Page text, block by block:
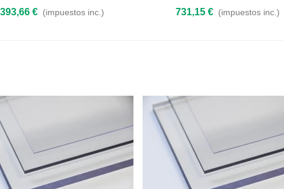
€ (impuestos inc.)
2000X1200X25MM
731,15 € (impuestos inc.)